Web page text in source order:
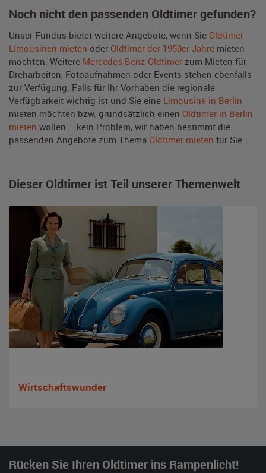
Noch nicht den passenden Oldtimer gefunden?
Unser Fundus bietet weitere Angebote, wenn Sie Oldtimer
Limousinen mieten oder Oldtimer der 1950er Jahre mieten
möchten. Weitere Mercedes-Benz Oldtimer zum Mieten für
Dreharbeiten, Fotoaufnahmen oder Events stehen ebenfalls
zur Verfügung. Falls für Ihr Vorhaben die regionale
Verfügbarkeit wichtig ist und Sie eine Limousine in Berlin
mieten möchten bzw. grundsätzlich einen Oldtimer in Berlin
mieten wollen – kein Problem, wir haben bestimmt die
passenden Angebote zum Thema Oldtimer mieten für Sie.
Dieser Oldtimer ist Teil unserer Themenwelt
Wirtschaftswunder
Rücken Sie Ihren Oldtimer ins Rampenlicht!